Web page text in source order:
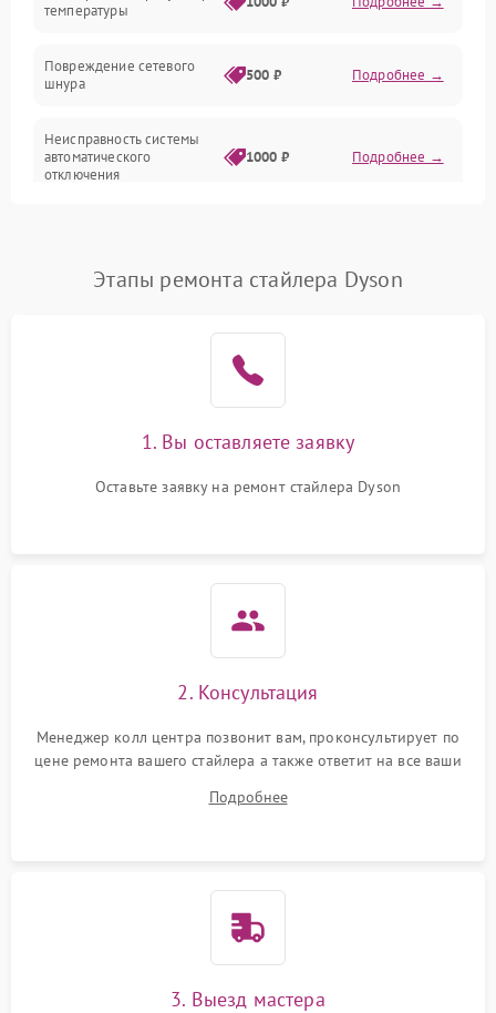
температуры
Повреждение сетевого
шнура
500 ₽ Подробнее →
Неисправность системы
автоматического
отключения
1000 ₽ Подробнее →
1500 ₽
Неисправность системы
1000 ₽
Поломка системы защиты
1000 ₽
Неисправность системы
1000 ₽ Подробнее →
Этапы ремонта стайлера Dyson
1. Вы оставляете заявку
Оставьте заявку на ремонт стайлера Dyson
2. Консультация
Менеджер колл центра позвонит вам, проконсультирует по
цене ремонта вашего стайлера а также ответит на все ваши
Подробнее
3. Выезд мастера